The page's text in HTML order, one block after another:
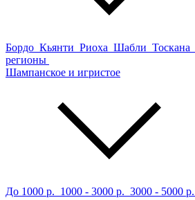
Бордо Кьянти Риоха Шабли Тоскана
регионы
Шампанское и игристое
До 1000 р. 1000 - 3000 р. 3000 - 5000 р.